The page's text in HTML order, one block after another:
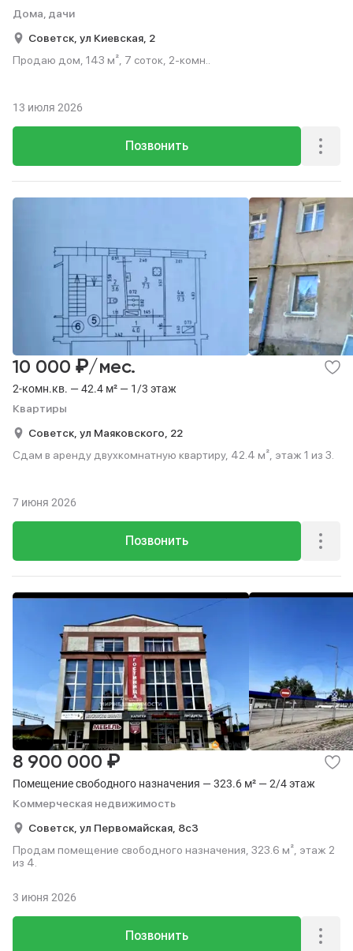
Дома, дачи
Советск, ул Киевская, 2
Продаю дом, 143 м², 7 соток, 2-комн..
Позвонить
13 июля 2026
2-комн.кв. — 42.4 м² — 1/3 этаж
Квартиры
10 000 ₽/мес.
Советск, ул Маяковского, 22
Сдам в аренду двухкомнатную квартиру, 42.4 м², этаж 1 из 3.
Позвонить
7 июня 2026
Помещение свободного назначения — 323.6 м² — 2/4 этаж
Коммерческая недвижимость
8 900 000 ₽
Советск, ул Первомайская, 8с3
Продам помещение свободного назначения, 323.6 м², этаж 2
из 4.
Позвонить
3 июня 2026